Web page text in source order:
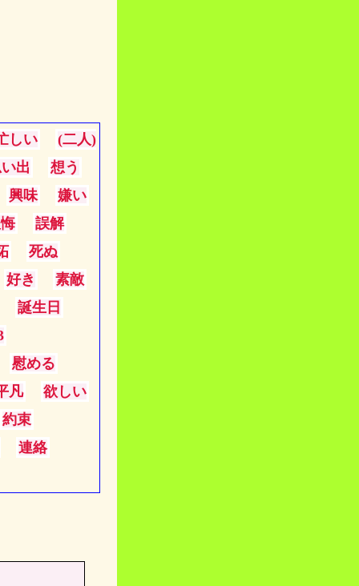
しい
(二人)
出
想う
興味
嫌い
誤解
死ぬ
好き
素敵
誕生日
慰める
凡
欲しい
約束
連絡